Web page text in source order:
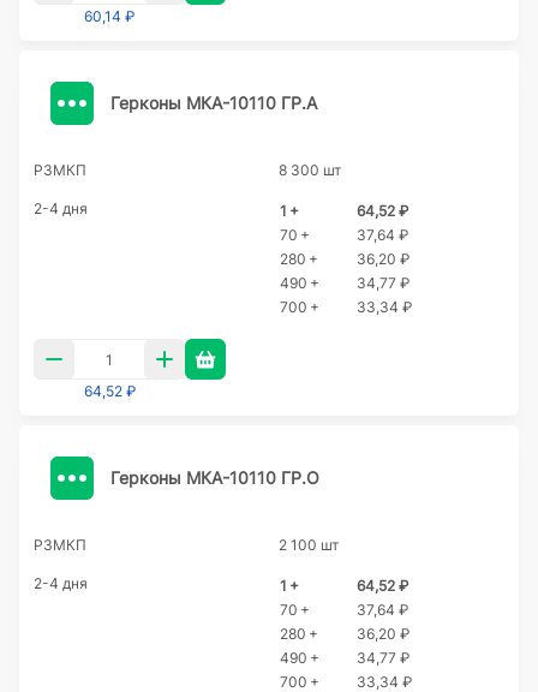
60,14 ₽
Герконы МКА-10110 ГР.А
РЗМКП 8 300 шт
2-4 дня 1 +
64,52 ₽
70 +
37,64 ₽
280 +
36,20 ₽
490 +
34,77 ₽
700 +
33,34 ₽
64,52 ₽
Герконы МКА-10110 ГР.О
РЗМКП 2 100 шт
2-4 дня 1 +
64,52 ₽
70 +
37,64 ₽
280 +
36,20 ₽
490 +
34,77 ₽
700 +
33,34 ₽